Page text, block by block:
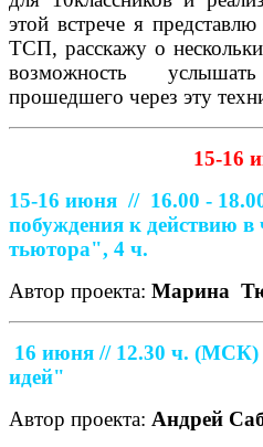
этой встрече я
ТСП, расскажу о
возможность
прошедшего через эту
15-16
15-16 июня // 16.00 -
побуждения к действию в
тьютора", 4 ч.
Автор проекта: Марина
16 июня // 12.30 ч. (МСК)
идей"
Автор проекта: Андрей